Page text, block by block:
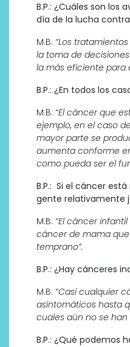
B.P.: ¿Cuáles son
día de la lucha
M.B: “Los
la toma de
la más eficiente para
B.P.: ¿En todos los
M.B: “El cáncer que
ejemplo, en el caso
mayor parte se
aumenta conforme
como pueda ser el
B.P.: Si el cáncer
gente relativamente
M.B: “El cáncer
cáncer de mama
temprano”.
B.P.: ¿Hay cánceres
M.B: “Casi cualquier
asintomáticos hasta
cuales aún no se
B.P.: ¿Qué podemos